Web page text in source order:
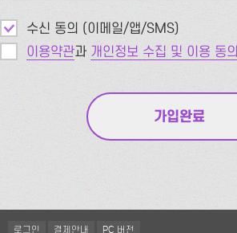
수신 동의 (이메일/앱/SMS)
이용약관과 개인정보 수집 및 이용 동의
로그인 결제안내 PC 버전